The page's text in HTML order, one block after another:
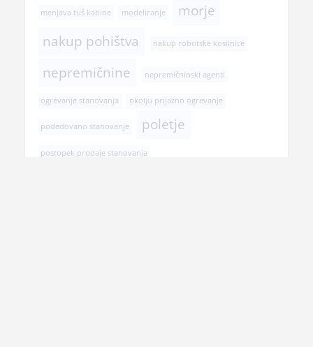
menjava tuš kabine modeliranje
morje
nakup pohištva
nakup robotske kosilnice
nepremičnine nepremičninski agenti
ogrevanje stanovanja okolju prijazno ogrevanje
podedovano stanovanje poletje
postopek prodaje stanovanja